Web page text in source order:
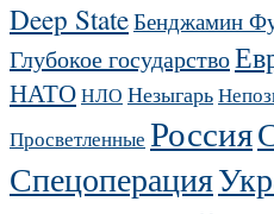
Deep StateБенджамин
Глубокое государство
НАТОНЛО Незыгарь
Просветленные Россия
Спецоперация